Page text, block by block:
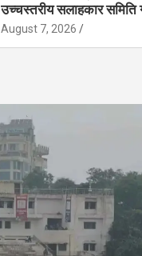
उच्चस्तरीय सलाहकार समिति
August 7, 2026